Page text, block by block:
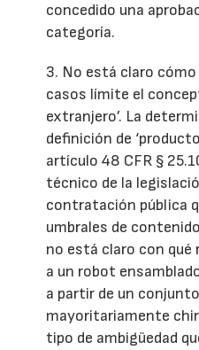
concedido una
categoría.
3. No está claro
casos límite el
extranjero’. La
definición de
artículo 48 CFR §
técnico de la
contratación pública
umbrales de
no está claro con qué
a un robot
a partir de un
mayoritariamente
tipo de ambigüedad